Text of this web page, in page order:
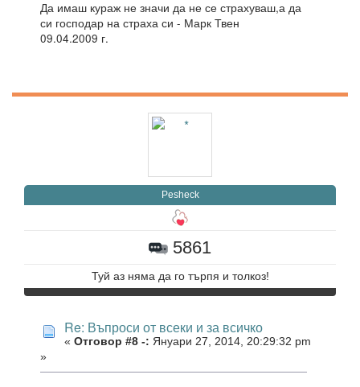
Да имаш кураж не значи да не се страхуваш,а да
си господар на страха си - Марк Твен
09.04.2009 г.
Pesheck
5861
Туй аз няма да го търпя и толкоз!
Re: Въпроси от всеки и за всичко
« Отговор #8 -: Януари 27, 2014, 20:29:32 pm
»